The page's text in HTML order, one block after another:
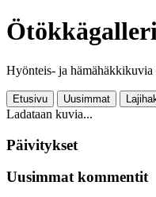
Hyönteis- ja hämähäkkikuvia
Etusivu Uusimmat
Ladataan kuvia...
Päivitykset
Uusimmat kommentit